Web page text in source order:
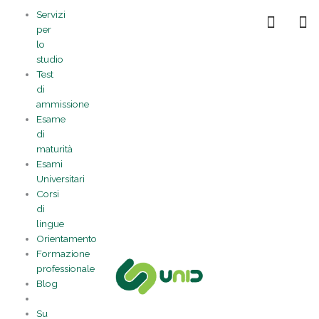
contenuto
Servizi
per
lo
studio
Test
di
ammissione
Esame
di
maturità
Esami
Universitari
Corsi
di
lingue
Orientamento
Formazione
professionale
Blog
Su